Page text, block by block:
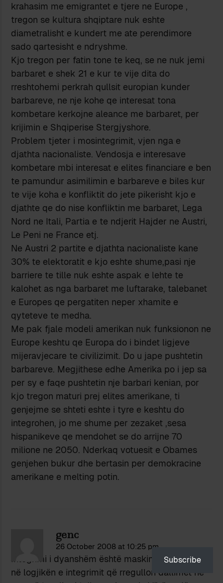
krahasim me emigrantet e tjere ne Europe ,
tregon se kultura shqiptare nuk eshte
diametralisht e kundert me ate perendimore
sado qartesisht e ndryshme.
Kjo tregon per fatin tone te keq, se ne nuk jemi
barbaret e shek 21 e kur te vije dita do
rreshtohemi perkrah qullsit europian kunder
barbareve, ne nje kohe qe interesat tona
kombetare kerkojne aleance me barbaret, per
krijimin e Shqiperise Stergjyshore.
Problem tjeter i mosintegrimit, vjen nga e
djathta nacionaliste. Vendosja e interesave
kombetare mbi interesat e elites financiare e ben
te pamundur asimilimin e barbareve e biles kur
te vije koha e konfliktit do jete pikerisht kjo e
djathte qe do nise konfliktin me barbaret, Lega
Nord ne Itali, Partia e te ndjerit Hajder ne Austri,
Le Peni ne France etj.
Ne Austri 2 partite e djathta nacionaliste kane
30% te elektoratit e kjo eshte shume,pasi nje
barriere te tille nuk eshte aspak e lehte te
kalohet as nga barbaret me luftarake, talebanet
e Europes qe pergatiten neper xhamite e
qyteteve te medha.
Me pak fjale modeli amerikan nuk funksionon ne
Europe keshtu qe Europa do i bindet ligjeve
mijeravjecare te civilizimit. Do u jape pushtetin
barbareve. Megjithese edhe Amerika po i jep sa
per sy e faqe pushtetin nje barbari kenian, por
kjo tregon maturi prej elites amerikane, ti
genjejme se shteti eshte i tyre e keshtu do
integrohen, jo me shume per zezaket ,sesa
hispanikeve qe mendohet se do arrijne 70
milione ne 2050. Nderkaq votuesit e Obames
genjehen bukur dhe bertasin per demokracine
amerikane e melting potin.
genc
26 October 2008 at 10:25 pm
Integrimi i dyanshëm është maskim i njëansisë
në logjikën e integrimit që rregullon dallimet në
Subscribe